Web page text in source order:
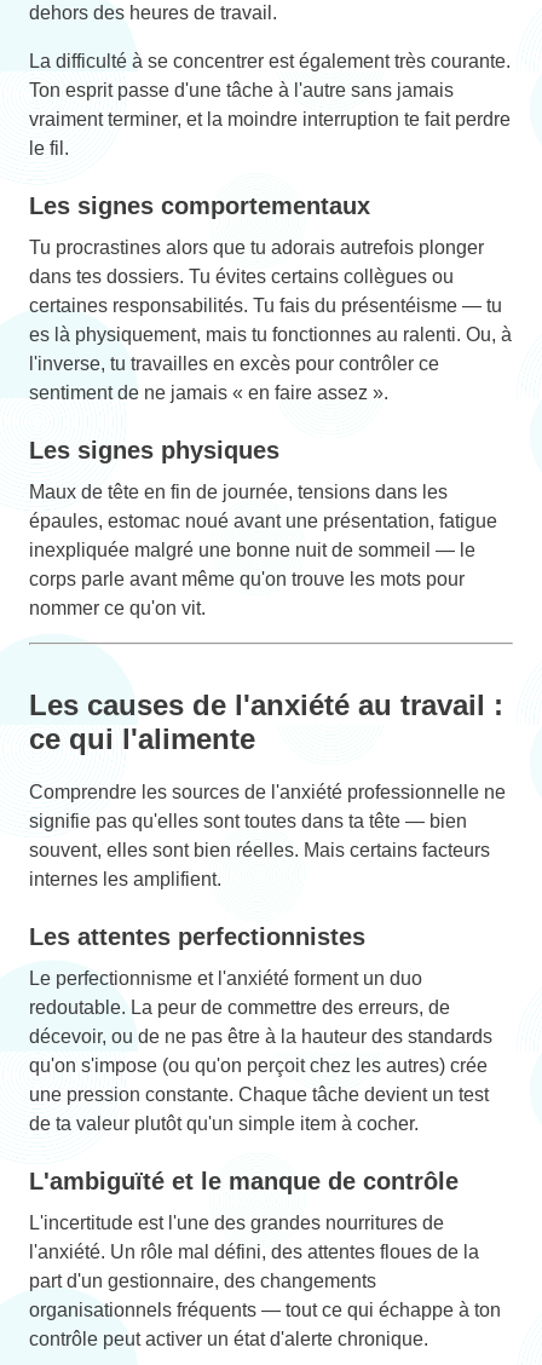
dehors des heures de travail.
La difficulté à se concentrer est également très courante.
Ton esprit passe d'une tâche à l'autre sans jamais
vraiment terminer, et la moindre interruption te fait perdre
le fil.
Les signes comportementaux
Tu procrastines alors que tu adorais autrefois plonger
dans tes dossiers. Tu évites certains collègues ou
certaines responsabilités. Tu fais du présentéisme — tu
es là physiquement, mais tu fonctionnes au ralenti. Ou, à
l'inverse, tu travailles en excès pour contrôler ce
sentiment de ne jamais « en faire assez ».
Les signes physiques
Maux de tête en fin de journée, tensions dans les
épaules, estomac noué avant une présentation, fatigue
inexpliquée malgré une bonne nuit de sommeil — le
corps parle avant même qu'on trouve les mots pour
nommer ce qu'on vit.
Les causes de l'anxiété au travail :
ce qui l'alimente
Comprendre les sources de l'anxiété professionnelle ne
signifie pas qu'elles sont toutes dans ta tête — bien
souvent, elles sont bien réelles. Mais certains facteurs
internes les amplifient.
Les attentes perfectionnistes
Le perfectionnisme et l'anxiété forment un duo
redoutable. La peur de commettre des erreurs, de
décevoir, ou de ne pas être à la hauteur des standards
qu'on s'impose (ou qu'on perçoit chez les autres) crée
une pression constante. Chaque tâche devient un test
de ta valeur plutôt qu'un simple item à cocher.
L'ambiguïté et le manque de contrôle
L'incertitude est l'une des grandes nourritures de
l'anxiété. Un rôle mal défini, des attentes floues de la
part d'un gestionnaire, des changements
organisationnels fréquents — tout ce qui échappe à ton
contrôle peut activer un état d'alerte chronique.